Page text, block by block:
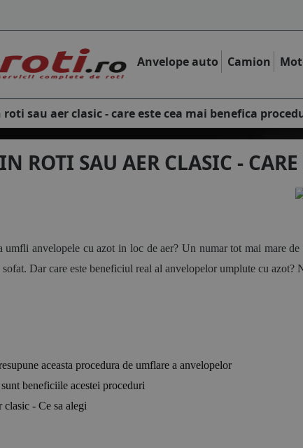
Anvelope auto Camion
sau aer clasic - care este cea mai benefica
ROTI SAU AER CLASIC -
umfli anvelopele cu azot in loc de aer? Un numar tot mai mare
Dar care este beneficiul real al anvelopelor umplute cu azot?
aceasta procedura de umflare a anvelopelor
beneficiile acestei proceduri
- Ce sa alegi